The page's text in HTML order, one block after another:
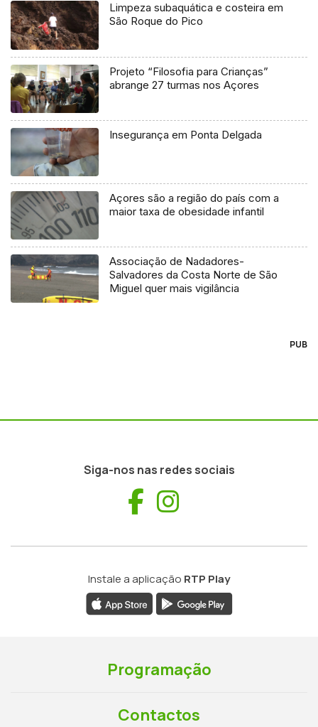
Limpeza subaquática e costeira em
São Roque do Pico
Projeto “Filosofia para Crianças”
abrange 27 turmas nos Açores
Insegurança em Ponta Delgada
Açores são a região do país com a
maior taxa de obesidade infantil
Associação de Nadadores-
Salvadores da Costa Norte de São
Miguel quer mais vigilância
PUB
Siga-nos nas redes sociais
Facebook
Instale a aplicação RTP Play
Programação
Contactos